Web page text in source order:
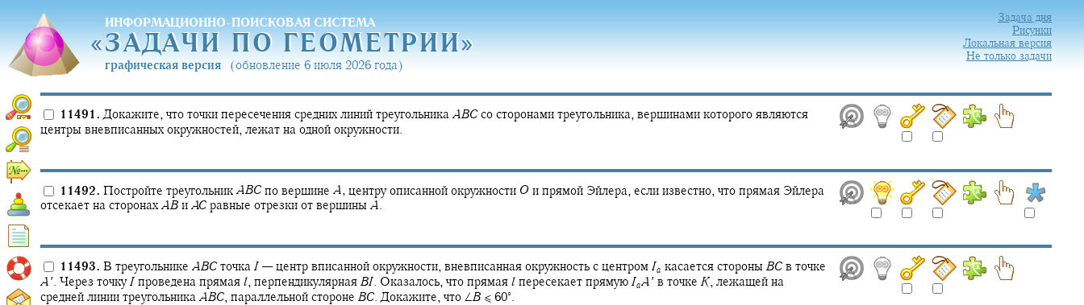
ИНФОРМАЦИОННО-ПОИСКОВАЯ СИСТЕМА
«ЗАДАЧИ ПО ГЕОМЕТРИИ»
«ЗАДАЧИ ПО ГЕОМЕТРИИ»
графическая версия (обновление 6 июля 2026 года)
Задача дня
Рисунки
Локальная версия
Не только задачи
11491. Докажите, что точки пересечения средних линий треугольника ABC со сторонами треугольника, вершинами которого являются
центры вневписанных окружностей, лежат на одной окружности.
11492. Постройте треугольник ABC по вершине A, центру описанной окружности O и прямой Эйлера, если известно, что прямая Эйлера
отсекает на сторонах AB и AC равные отрезки от вершины A.
11493. В треугольнике ABC точка I — центр вписанной окружности, вневписанная окружность с центром Ia касается стороны BC в точке
A′. Через точкуI проведена прямая l, перпендикулярная BI. Оказалось, что прямая l пересекает прямую IaA′ в точке K, лежащей на
средней линии треугольника ABC, параллельной стороне BC. Докажите, что ∠B ≤ 60‍∘ .